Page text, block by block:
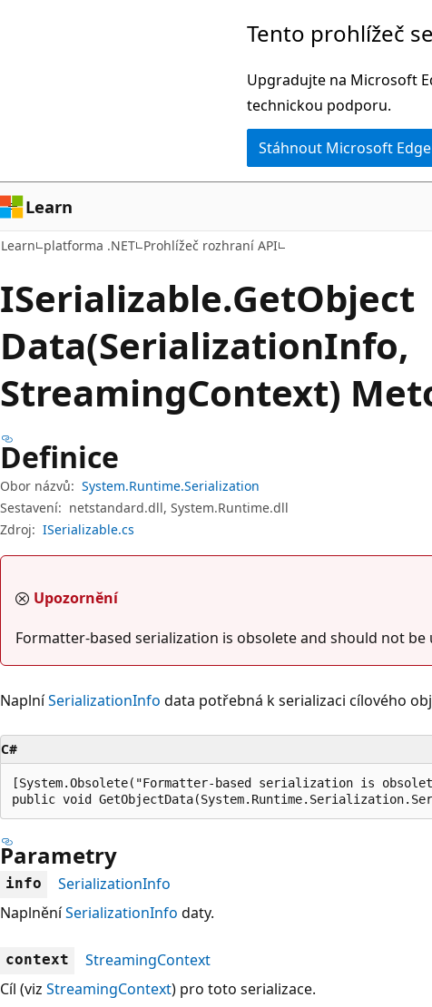
Tento prohlížeč
Upgradujte na Microsoft
technickou podporu.
Stáhnout Microsoft Edge
Learn
Learn platforma .NET Prohlížeč rozhraní API
ISerializable.GetObject
Data(SerializationInfo,
StreamingContext)
Definice
Obor názvů: System.Runtime.Serialization
Sestavení: netstandard.dll, System.Runtime.dll
Zdroj: ISerializable.cs
Upozornění
Formatter-based serialization is obsolete and should not be
NaplníSerializationInfo data potřebná k serializaci cílového
C#
[System.Obsolete("Formatter-based serialization is
public void
Parametry
info
SerializationInfo
NaplněníSerializationInfo daty.
context
StreamingContext
Cíl (viz StreamingContext) pro toto serializace.